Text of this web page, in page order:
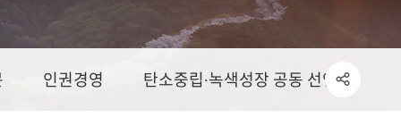
인권경영 탄소중립∙녹색성장 공동 선언문